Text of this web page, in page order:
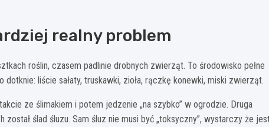
realny problem
roślin, czasem padlinie drobnych zwierząt. To środowisko pełne
liście sałaty, truskawki, zioła, rączkę konewki, miski zwierząt.
ze ślimakiem i potem jedzenie „na szybko” w ogrodzie. Druga
ślad śluzu. Sam śluz nie musi być „toksyczny”, wystarczy że